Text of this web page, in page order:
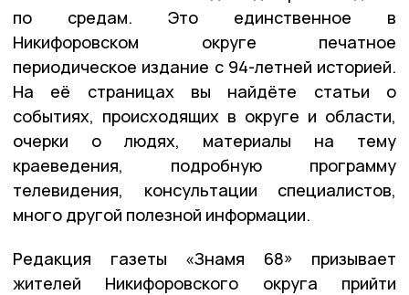
по средам. Это единственное в
Никифоровском округе печатное
периодическое издание с 94-летней историей.
На её страницах вы найдёте статьи о
событиях, происходящих в округе и области,
очерки о людях, материалы на тему
краеведения, подробную программу
телевидения, консультации специалистов,
много другой полезной информации.
Редакция газеты «Знамя 68» призывает
жителей Никифоровского округа прийти